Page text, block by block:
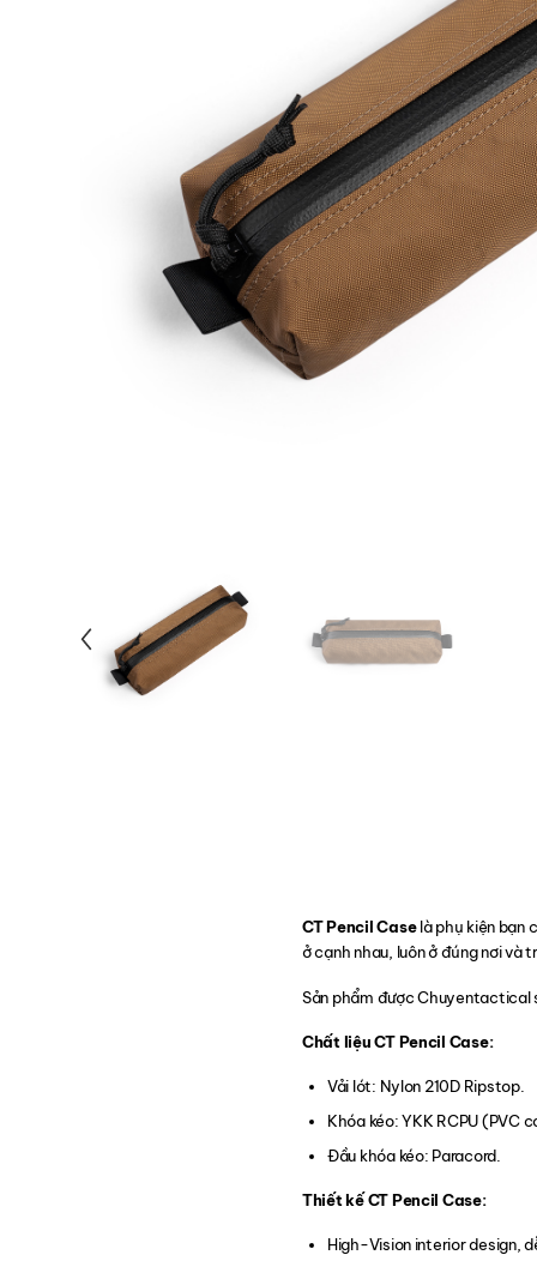
CT Pencil Caselà phụ kiện bạn
ở cạnh nhau, luôn ở đúng nơi và
Sản phẩm được Chuyentactical
Chất liệu CT Pencil Case:
Vải lót: Nylon 210D Ripstop.
Khóa kéo: YKK RCPU (PVC
Đầu khóa kéo: Paracord.
Thiết kế CT Pencil Case:
High-Vision interior design,